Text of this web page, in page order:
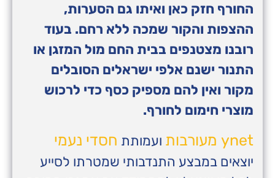
החורף חזק כאן ואיתו גם הסערות,
ההצפות והקור שמכה ללא רחם. בעוד
רובנו מצטנפים בבית החם מול המזגן או
התנור ישנם אלפי ישראלים הסובלים
מקור ואין להם מספיק כסף כדי לרכוש
מוצרי חימום לחורף.
ynet מעורבות ועמותת חסדי נעמי
יוצאים במבצע התנדבותי שמטרתו לסייע